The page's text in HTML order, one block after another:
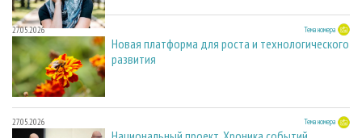
27.05.2026 Тема номера
Новая платформа для роста и технологического
развития
27.05.2026 Тема номера